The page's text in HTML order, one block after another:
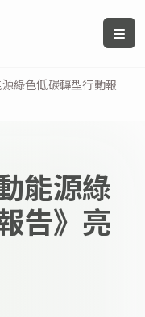
綠色低碳轉型行動報
能源綠
告》亮